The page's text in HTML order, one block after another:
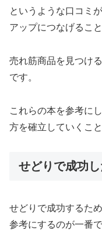
というような口コミ
アップにつなげるこ
売れ筋商品を見つけ
です。
これらの本を参考に
方を確立していくこ
せどりで成功
せどりで成功するた
参考にするのが一番で